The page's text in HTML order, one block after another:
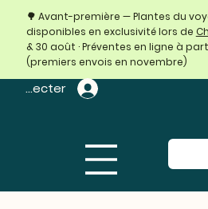
connecter
🌳 Avant-première — Plantes du
disponibles en exclusivité lors de
& 30 août · Préventes en ligne à
(premiers envois en novembre)